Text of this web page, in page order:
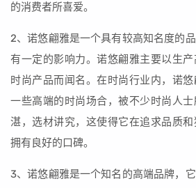
的消费者所喜爱。
2、诺悠翩雅是一个具有较高知名度的
有一定的影响力。诺悠翩雅主要以生
时尚产品而闻名。在时尚行业内，诺
一些高端的时尚场合，被不少时尚人
湛，选材讲究，这使得它在追求品质
拥有良好的口碑。
3、诺悠翩雅是一个知名的高端品牌，